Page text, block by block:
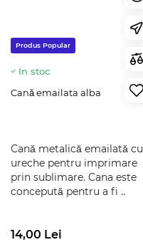
Produs Popular
In stoc
Cană emailata alba
Cană metalică emailată cu
ureche pentru imprimare
prin sublimare. Cana este
concepută pentru a fi ..
14,00 Lei